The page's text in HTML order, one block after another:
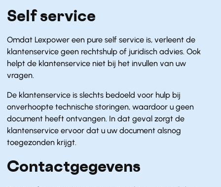
Self service
Omdat Lexpower een pure self service is, verleent de
klantenservice geen rechtshulp of juridisch advies. Ook
helpt de klantenservice niet bij het invullen van uw
vragen.
De klantenservice is slechts bedoeld voor hulp bij
onverhoopte technische storingen, waardoor u geen
document heeft ontvangen. In dat geval zorgt de
klantenservice ervoor dat u uw document alsnog
toegezonden krijgt.
Contactgegevens